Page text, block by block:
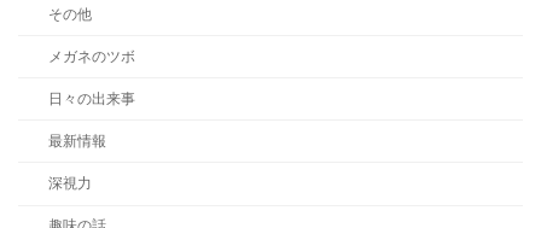
その他
メガネのツボ
日々の出来事
最新情報
深視力